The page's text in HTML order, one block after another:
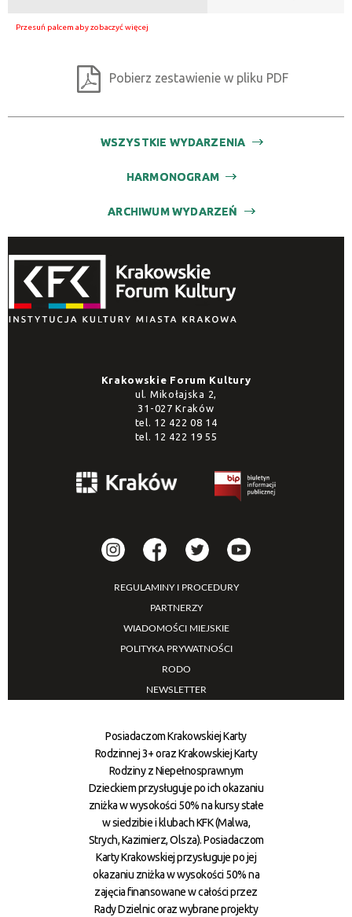
Pobierz zestawienie w pliku PDF
WSZYSTKIE WYDARZENIA
HARMONOGRAM
ARCHIWUM WYDARZEŃ
Krakowskie Forum Kultury
ul. Mikołajska 2,
31-027 Kraków
tel. 12 422 08 14
tel. 12 422 19 55
REGULAMINY I PROCEDURY
PARTNERZY
WIADOMOŚCI MIEJSKIE
POLITYKA PRYWATNOŚCI
RODO
NEWSLETTER
Posiadaczom Krakowskiej Karty
Rodzinnej 3+ oraz Krakowskiej Karty
Rodziny z Niepełnosprawnym
Dzieckiem przysługuje po ich okazaniu
zniżka w wysokości 50% na kursy stałe
w siedzibie i klubach KFK (Malwa,
Strych, Kazimierz, Olsza). Posiadaczom
Karty Krakowskiej przysługuje po jej
okazaniu zniżka w wysokości 50% na
zajęcia finansowane w całości przez
Rady Dzielnic oraz wybrane projekty